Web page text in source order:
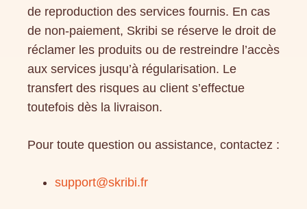
de reproduction des services fournis. En cas
de non-paiement, Skribi se réserve le droit de
réclamer les produits ou de restreindre l’accès
aux services jusqu’à régularisation. Le
transfert des risques au client s’effectue
toutefois dès la livraison.
Pour toute question ou assistance, contactez :
support@skribi.fr